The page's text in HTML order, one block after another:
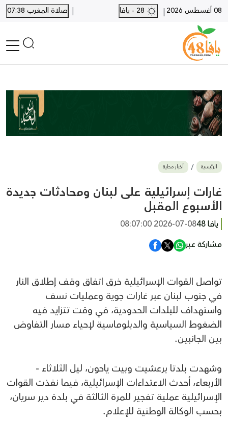
08 أغسطس 2026 |
| صلاة المغرب 07:38
أخبار محلية
أخبار يافا
SHORTS
أخبار اللد والرملة
بيع وشراء
أخبار القدس
وفيات
المزيد
ارسل خبر
الرئيسية أخبار محلية
غارات إسرائيلية على لبنان ومحادثات جديدة
الأسبوع المقبل
يافا 48
2026-07-08 08:07:00
مشاركة عبر
تواصل القوات الإسرائيلية خرق اتفاق وقف إطلاق النار
في جنوب لبنان عبر غارات جوية وعمليات نسف
واستهداف للبلدات الحدودية، في وقت تتزايد فيه
الضغوط السياسية والدبلوماسية لإحياء مسار التفاوض
بين الجانبين.
وشهدت بلدتا برعشيت وبيت ياحون، ليل الثلاثاء -
الأربعاء، أحدث الاعتداءات الإسرائيلية، فيما نفذت القوات
الإسرائيلية عملية تفجير للمرة الثالثة في بلدة دير سريان،
بحسب الوكالة الوطنية للإعلام.